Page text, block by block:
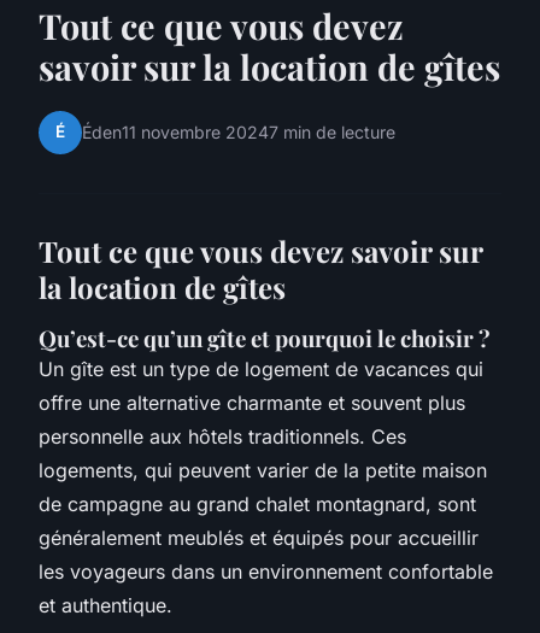
Tout ce que vous devez
savoir sur la location de gîtes
É Éden11 novembre 20247 min de lecture
Tout ce que vous devez savoir sur
la location de gîtes
Qu’est-ce qu’un gîte et pourquoi le choisir ?
Un gîte est un type de logement de vacances qui
offre une alternative charmante et souvent plus
personnelle aux hôtels traditionnels. Ces
logements, qui peuvent varier de la petite maison
de campagne au grand chalet montagnard, sont
généralement meublés et équipés pour accueillir
les voyageurs dans un environnement confortable
et authentique.